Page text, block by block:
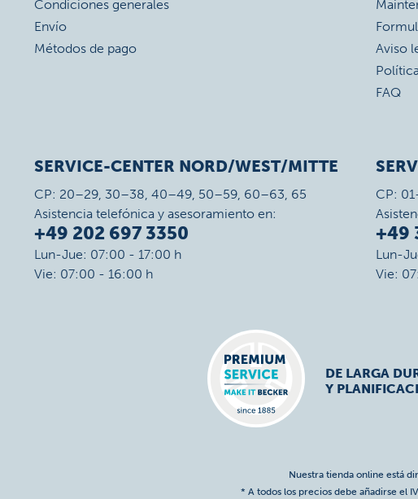
Condiciones generales
Envío
Métodos de pago
Aviso
FAQ
SERVICE-CENTER NORD/WEST/MITTE
CP: 20–29, 30–38, 40–49, 50–59, 60–63, 65
Asistencia telefónica y asesoramiento en:
+49 202 697 3350
Lun-Jue: 07:00 - 17:00 h
Vie: 07:00 - 16:00 h
CP:
+49
Lun-
Vie:
DE LARGA
Y
Nuestra tienda online está
* A todos los precios debe añadirse el